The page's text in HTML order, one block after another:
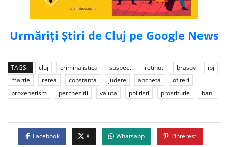
Urmăriți Știri de Cluj pe Google News
TAGS: cluj criminalistica suspecti retinuti brasov
ipj
martie
retea constanta judete ancheta
ofiteri
proxenetism
perchezitii valuta politisti prostitutie bani
Facebook X Whatsapp Pinterest